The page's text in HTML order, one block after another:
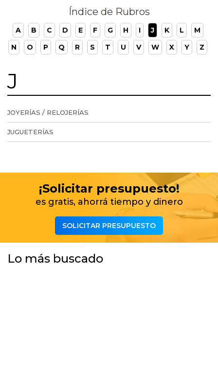
Índice de Rubros
A B C D E F G H I J K L
M
N
O P Q R S T U V W X Y Z
J
JOYERÍAS / RELOJERÍAS
JUGUETERÍAS
¡Solicitar presupuesto!
es gratis, ahorrá tiempo y dinero
SOLICITAR PRESUPUESTO
Lo más buscado